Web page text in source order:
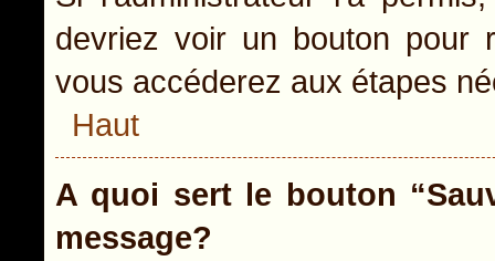
devriez voir un bouton pour
vous accéderez aux étapes
Haut
A quoi sert le bouton
message?